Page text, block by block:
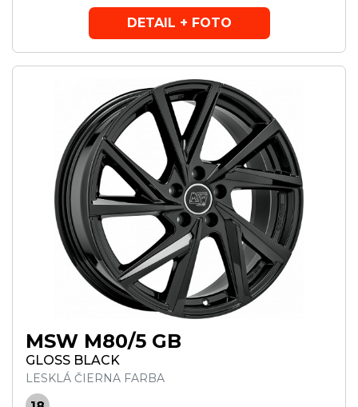
DETAIL + FOTO
MSW M80/5 GB
GLOSS BLACK
LESKLÁ ČIERNA FARBA